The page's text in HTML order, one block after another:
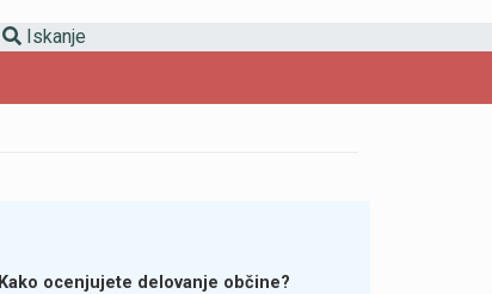
Iskanje
Kako ocenjujete delovanje občine?